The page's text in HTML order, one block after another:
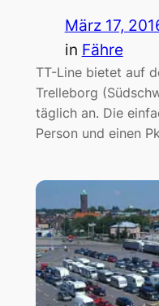
März 17,
in Fähre
TT-Line bietet auf
Trelleborg
täglich an. Die
Person und einen